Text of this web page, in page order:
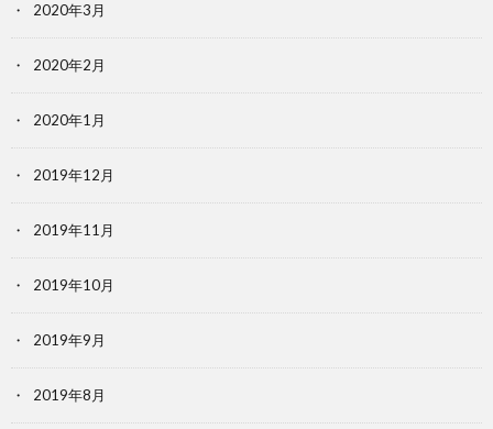
2020年3月
2020年2月
2020年1月
2019年12月
2019年11月
2019年10月
2019年9月
2019年8月